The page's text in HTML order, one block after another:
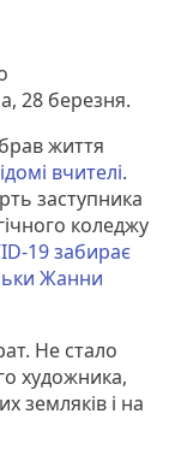
28 березня.
життя
вчителі.
заступника
коледжу
19 забирає
Жанни
Не стало
художника,
земляків і на